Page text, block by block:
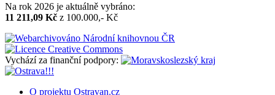
Na rok 2026 je aktuálně vybráno:
11 211,09 Kč z 100.000,- Kč
Vychází za finanční podpory:
O projektu Ostravan.cz